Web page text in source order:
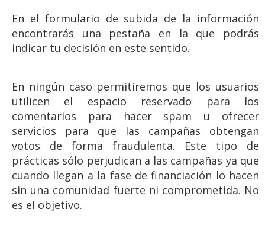
En el formulario de subida de la información
encontrarás una pestaña en la que podrás
indicar tu decisión en este sentido.
En ningún caso permitiremos que los usuarios
utilicen el espacio reservado para los
comentarios para hacer spam u ofrecer
servicios para que las campañas obtengan
votos de forma fraudulenta. Este tipo de
prácticas sólo perjudican a las campañas ya que
cuando llegan a la fase de financiación lo hacen
sin una comunidad fuerte ni comprometida. No
es el objetivo.